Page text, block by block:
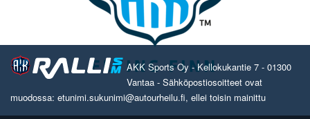
AKK Sports Oy - Kellokukantie 7 - 01300
Vantaa - Sähköpostiosoitteet ovat
muodossa: etunimi.sukunimi@autourheilu.fi, ellei toisin mainittu